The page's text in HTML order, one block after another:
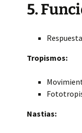
5.
Tropismos:
Nastias: